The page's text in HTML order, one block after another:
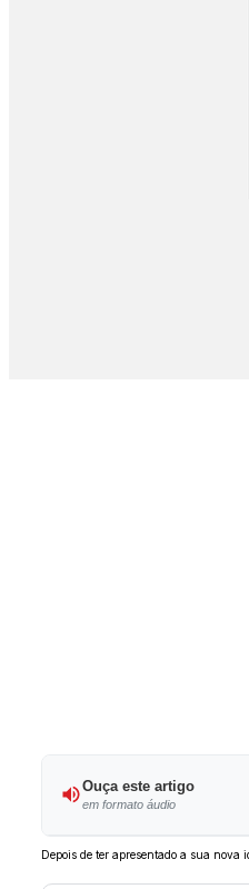
Ouça este artigo
em formato áudio
Depois de ter apresentado a sua